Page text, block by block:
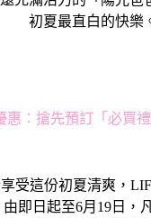
初夏最直白的快樂
惠：搶先預訂「必買
受這份初夏清爽，
即日起至6月19日，